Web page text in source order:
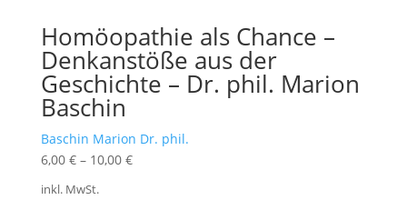
Homöopathie als Chance –
Denkanstöße aus der
Geschichte – Dr. phil. Marion
Baschin
Baschin Marion Dr. phil.
6,00 €– 10,00 €
inkl. MwSt.